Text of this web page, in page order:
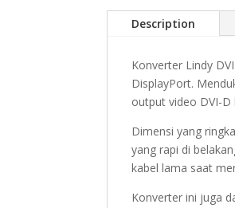
Description
Konverter Lindy
DisplayPort.
output video DVI-D
Dimensi yang
yang rapi di
kabel lama saat
Konverter ini juga